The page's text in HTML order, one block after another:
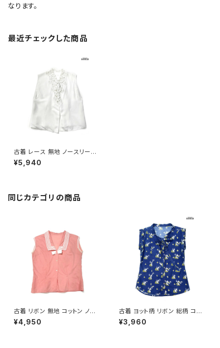
なります。
最近チェックした商品
古着 レース 無地 ノースリーブ
ブラウス 白 (ttu2604090)
¥5,940
同じカテゴリの商品
古着 リボン 無地 コットン ノー
スリーブ セーラー ブラウス ピン
ク (ta2607010)
¥4,950
古着 ヨット柄 リボン 総柄 コット
ン ノースリーブ シャツ 青 (ttu2
606013)
¥3,960